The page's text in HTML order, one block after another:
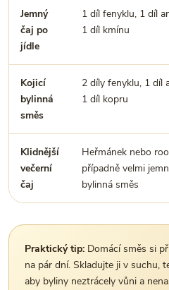
Jemný
čaj po
jídle
1 díl fenyklu, 1 díl
1 díl kmínu
Kojicí
bylinná
směs
2 díly fenyklu, 1 díl
1 díl kopru
Klidnější
večerní
čaj
Heřmánek nebo
případně velmi
bylinná směs
Praktický tip: Domácí směs si
na pár dní. Skladujte ji v suchu,
aby byliny neztrácely vůni a